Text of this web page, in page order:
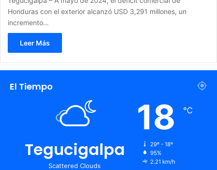
Honduras con el exterior alcanzó USD 3,291 millones, un
incremento…
Leer Más
El Tiempo
Tegucigalpa
Scattered Clouds
18 ℃
29º - 18º
95%
2.21 km/h